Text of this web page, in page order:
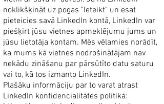
noklikšķināt uz pogas "Ieteikt" un esat
pieteicies savā LinkedIn kontā, LinkedIn var
piešķirt jūsu vietnes apmeklējumu jums un
jūsu lietotāja kontam. Mēs vēlamies norādīt,
ka mums kā vietnes nodrošinātājam nav
nekādu zināšanu par pārsūtīto datu saturu
vai to, kā tos izmanto LinkedIn.
Plašāku informāciju par to varat atrast
LinkedIn konfidencialitātes politikā: